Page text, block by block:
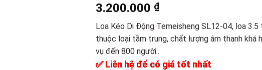
3.200.000 ₫
Loa Kéo Di Động Temeisheng SL12-04, loa 3.5
thuộc loại tầm trung, chất lượng âm thanh khá
vụ đến 800 người..
✅ Liên hệ để có giá tốt nhất